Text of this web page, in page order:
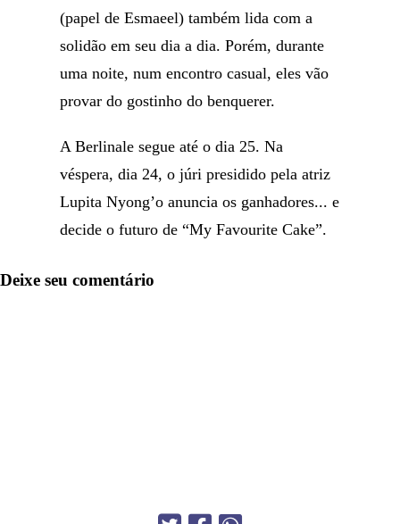
(papel de Esmaeel) também lida com a
solidão em seu dia a dia. Porém, durante
uma noite, num encontro casual, eles vão
provar do gostinho do benquerer.
A Berlinale segue até o dia 25. Na
véspera, dia 24, o júri presidido pela atriz
Lupita Nyong’o anuncia os ganhadores... e
decide o futuro de “My Favourite Cake”.
Deixe seu comentário